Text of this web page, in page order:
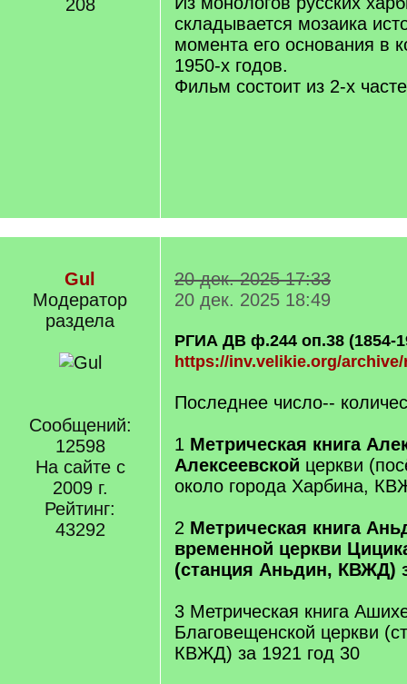
208
складывается мозаика
момента его основания в
1950-х годов.
Фильм состоит из 2-х
Gul
Модератор
раздела
Сообщений:
12598
На сайте с
2009 г.
Рейтинг:
43292
20 дек. 2025 17:33
20 дек. 2025 18:49
РГИА ДВ ф.244 оп.38 (1854-
https://inv.velikie.org/archive/
Последнее число--
1 Метрическая книга
Алексеевской церкви
около города Харбина,
2 Метрическая книга
временной церкви
(станция Аньдин, КВЖД)
3 Метрическая книга
Благовещенской церкви
КВЖД) за 1921 год 30